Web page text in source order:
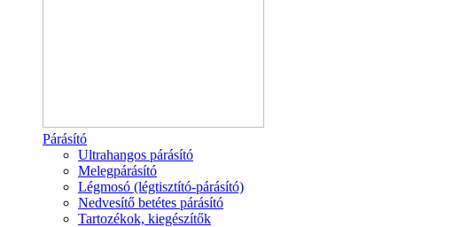
Párásító
Ultrahangos párásító
Melegpárásító
Légmosó (légtisztító-párásító)
Nedvesítő betétes párásító
Tartozékok, kiegészítők